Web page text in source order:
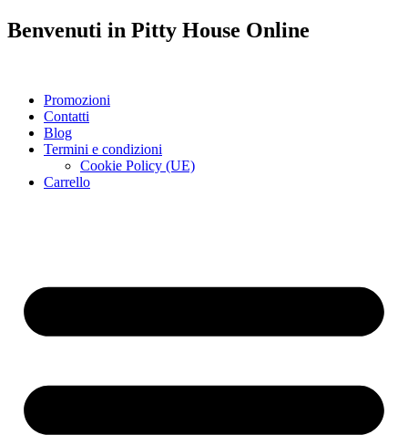
Benvenuti in Pitty House Online
Promozioni
Contatti
Blog
Termini e condizioni
Cookie Policy (UE)
Carrello